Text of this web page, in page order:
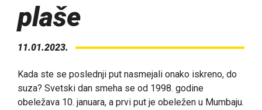
plaše
11.01.2023.
Kada ste se poslednji put nasmejali onako iskreno, do
suza? Svetski dan smeha se od 1998. godine
obeležava 10. januara, a prvi put je obeležen u Mumbaju.